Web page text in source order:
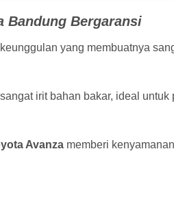
Bandung Bergaransi
yang membuatnya
irit bahan bakar, ideal
Avanzamemberi